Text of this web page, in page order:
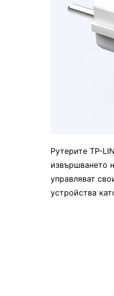
Рутерите TP-
извършването
управляват
устройства